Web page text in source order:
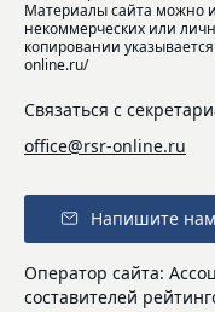
Материалы сайта можно
некоммерческих или
копировании
online.ru/
Связаться с
office@rsr-online.ru
Напишите нам
Оператор сайта:
составителей